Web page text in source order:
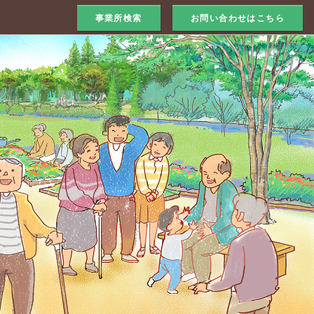
事業所検索 お問い合わせはこちら